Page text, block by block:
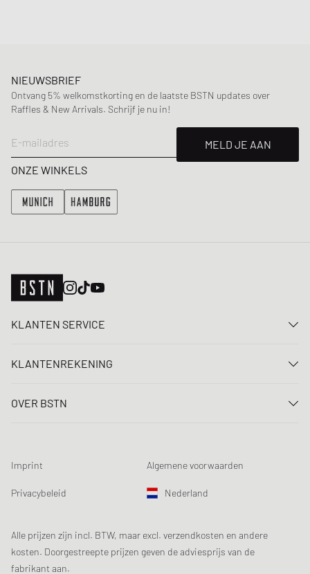
NIEUWSBRIEF
Ontvang 5% welkomstkorting en de laatste BSTN updates over
Raffles & New Arrivals. Schrijf je nu in!
E-mailadres
MELD JE AAN
ONZE WINKELS
KLANTEN SERVICE
FAQ
Loyalty Program
Productveiligheid
KLANTENREKENING
Registreren
Aanmelden nieuwsbrief
Gegevenscontrole
OVER BSTN
Chronicles
Sustainability
Studentenkorting: EDiU
Imprint Algemene voorwaarden
Privacybeleid Nederland
Alle prijzen zijn incl. BTW, maar excl. verzendkosten en andere
kosten. Doorgestreepte prijzen geven de adviesprijs van de
fabrikant aan.